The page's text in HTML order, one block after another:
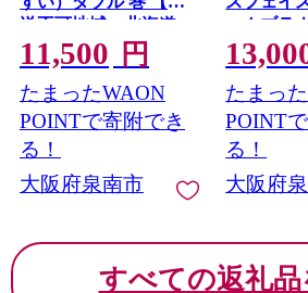
送不可地域：北海道・
沖縄】【020D-006】
11,500 円
たまったWAON
POINTで寄附でき
る！
大阪府泉南市
ークブラ
【配送不
道・沖縄
【039D-
たまっ
POINT
る！
大阪府
すべての返礼品